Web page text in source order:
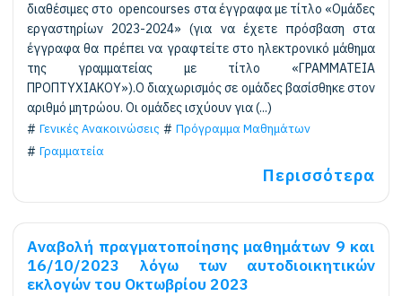
διαθέσιμες στο opencourses στα έγγραφα με τίτλο «Ομάδες
εργαστηρίων 2023-2024» (για να έχετε πρόσβαση στα
έγγραφα θα πρέπει να γραφτείτε στο ηλεκτρονικό μάθημα
της γραμματείας με τίτλο «ΓΡΑΜΜΑΤΕΙΑ
ΠΡΟΠΤΥΧΙΑΚΟΥ»).Ο διαχωρισμός σε ομάδες βασίσθηκε στον
αριθμό μητρώου. Οι ομάδες ισχύουν για (...)
Γενικές Ανακοινώσεις
Πρόγραμμα Μαθημάτων
Γραμματεία
Περισσότερα
Αναβολή πραγματοποίησης μαθημάτων 9 και
16/10/2023 λόγω των αυτοδιοικητικών
εκλογών του Οκτωβρίου 2023